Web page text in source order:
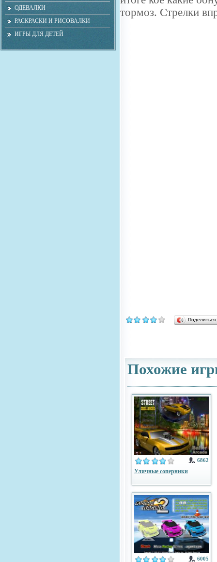
ОДЕВАЛКИ
РАСКРАСКИ И РИСОВАЛКИ
ИГРЫ ДЛЯ ДЕТЕЙ
тормоз. Стрелки
Похожие
6862
Уличные соперники
6005